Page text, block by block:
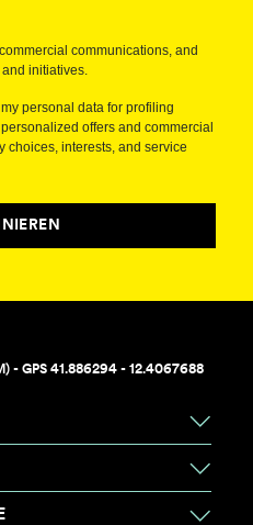
communications, and
initiatives.
personal data for profiling
offers and commercial
choices, interests, and service
- GPS 41.886294 - 12.4067688